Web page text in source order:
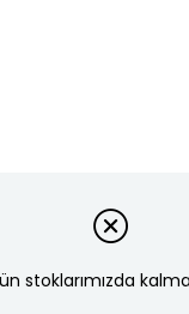
stoklarımızda